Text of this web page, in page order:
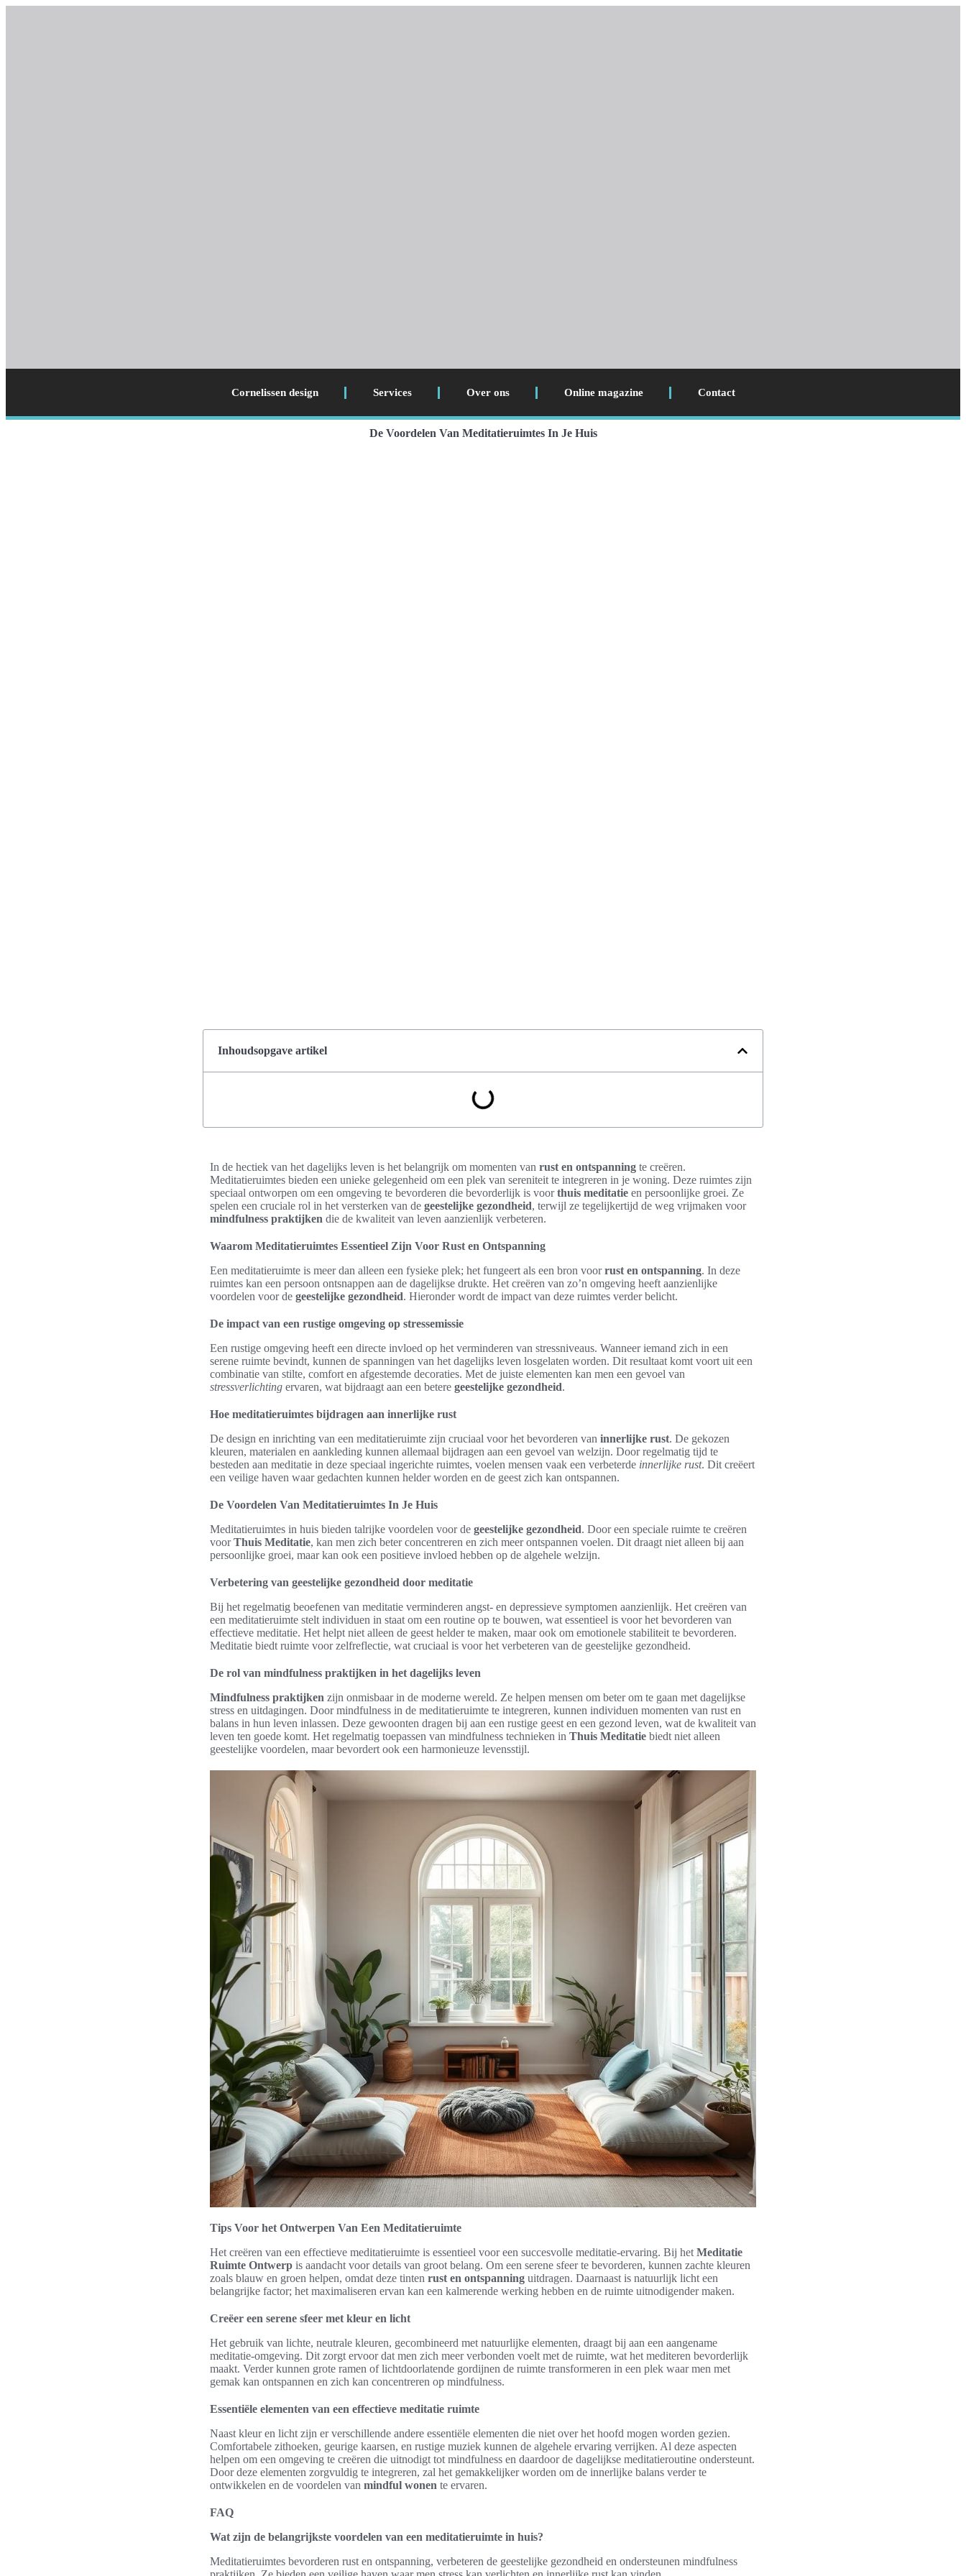
Cornelissen design Services Over ons Online magazine Contact
De Voordelen Van Meditatieruimtes In Je Huis
Inhoudsopgave artikel
In de hectiek van het dagelijks leven is het belangrijk om momenten van rust en ontspanning te creëren.
Meditatieruimtes bieden een unieke gelegenheid om een plek van sereniteit te integreren in je woning. Deze ruimtes zijn
speciaal ontworpen om een omgeving te bevorderen die bevorderlijk is voorthuis meditatie en persoonlijke groei. Ze
spelen een cruciale rol in het versterken van de geestelijke gezondheid, terwijl ze tegelijkertijd de weg vrijmaken voor
mindfulness praktijken die de kwaliteit van leven aanzienlijk verbeteren.
Waarom Meditatieruimtes Essentieel Zijn Voor Rust en Ontspanning
Een meditatieruimte is meer dan alleen een fysieke plek; het fungeert als een bron voorrust en ontspanning. In deze
ruimtes kan een persoon ontsnappen aan de dagelijkse drukte. Het creëren van zo’n omgeving heeft aanzienlijke
voordelen voor de geestelijke gezondheid. Hieronder wordt de impact van deze ruimtes verder belicht.
De impact van een rustige omgeving op stressemissie
Een rustige omgeving heeft een directe invloed op het verminderen van stressniveaus. Wanneer iemand zich in een
serene ruimte bevindt, kunnen de spanningen van het dagelijks leven losgelaten worden. Dit resultaat komt voort uit een
combinatie van stilte, comfort en afgestemde decoraties. Met de juiste elementen kan men een gevoel van
stressverlichting ervaren, wat bijdraagt aan een betere geestelijke gezondheid.
Hoe meditatieruimtes bijdragen aan innerlijke rust
De design en inrichting van een meditatieruimte zijn cruciaal voor het bevorderen van innerlijke rust. De gekozen
kleuren, materialen en aankleding kunnen allemaal bijdragen aan een gevoel van welzijn. Door regelmatig tijd te
besteden aan meditatie in deze speciaal ingerichte ruimtes, voelen mensen vaak een verbeterde innerlijke rust. Dit creëert
een veilige haven waar gedachten kunnen helder worden en de geest zich kan ontspannen.
De Voordelen Van Meditatieruimtes In Je Huis
Meditatieruimtes in huis bieden talrijke voordelen voor de geestelijke gezondheid. Door een speciale ruimte te creëren
voorThuis Meditatie, kan men zich beter concentreren en zich meer ontspannen voelen. Dit draagt niet alleen bij aan
persoonlijke groei, maar kan ook een positieve invloed hebben op de algehele welzijn.
Verbetering van geestelijke gezondheid door meditatie
Bij het regelmatig beoefenen van meditatie verminderen angst- en depressieve symptomen aanzienlijk. Het creëren van
een meditatieruimte stelt individuen in staat om een routine op te bouwen, wat essentieel is voor het bevorderen van
effectieve meditatie. Het helpt niet alleen de geest helder te maken, maar ook om emotionele stabiliteit te bevorderen.
Meditatie biedt ruimte voor zelfreflectie, wat cruciaal is voor het verbeteren van de geestelijke gezondheid.
De rol van mindfulness praktijken in het dagelijks leven
Mindfulness praktijken zijn onmisbaar in de moderne wereld. Ze helpen mensen om beter om te gaan met dagelijkse
stress en uitdagingen. Door mindfulness in de meditatieruimte te integreren, kunnen individuen momenten van rust en
balans in hun leven inlassen. Deze gewoonten dragen bij aan een rustige geest en een gezond leven, wat de kwaliteit van
leven ten goede komt. Het regelmatig toepassen van mindfulness technieken in Thuis Meditatie biedt niet alleen
geestelijke voordelen, maar bevordert ook een harmonieuze levensstijl.
Tips Voor het Ontwerpen Van Een Meditatieruimte
Het creëren van een effectieve meditatieruimte is essentieel voor een succesvolle meditatie-ervaring. Bij het Meditatie
Ruimte Ontwerp is aandacht voor details van groot belang. Om een serene sfeer te bevorderen, kunnen zachte kleuren
zoals blauw en groen helpen, omdat deze tinten rust en ontspanning uitdragen. Daarnaast is natuurlijk licht een
belangrijke factor; het maximaliseren ervan kan een kalmerende werking hebben en de ruimte uitnodigender maken.
Creëer een serene sfeer met kleur en licht
Het gebruik van lichte, neutrale kleuren, gecombineerd met natuurlijke elementen, draagt bij aan een aangename
meditatie-omgeving. Dit zorgt ervoor dat men zich meer verbonden voelt met de ruimte, wat het mediteren bevorderlijk
maakt. Verder kunnen grote ramen of lichtdoorlatende gordijnen de ruimte transformeren in een plek waar men met
gemak kan ontspannen en zich kan concentreren op mindfulness.
Essentiële elementen van een effectieve meditatie ruimte
Naast kleur en licht zijn er verschillende andere essentiële elementen die niet over het hoofd mogen worden gezien.
Comfortabele zithoeken, geurige kaarsen, en rustige muziek kunnen de algehele ervaring verrijken. Al deze aspecten
helpen om een omgeving te creëren die uitnodigt tot mindfulness en daardoor de dagelijkse meditatieroutine ondersteunt.
Door deze elementen zorgvuldig te integreren, zal het gemakkelijker worden om de innerlijke balans verder te
ontwikkelen en de voordelen van mindful wonen te ervaren.
FAQ
Wat zijn de belangrijkste voordelen van een meditatieruimte in huis?
Meditatieruimtes bevorderen rust en ontspanning, verbeteren de geestelijke gezondheid en ondersteunen mindfulness